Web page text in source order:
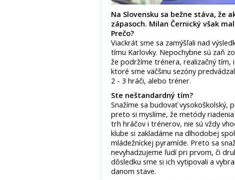
Na Slovensku sa bežne stáva, že
zápasoch. Milan Černický však
Prečo?
Viackrát sme sa zamýšľali nad
tímu Karlovky. Nepochybne sú zaň
že podržíme trénera, realizačný tím,
ktoré sme väčšinu sezóny
2 - 3 hráči, alebo tréner.
Ste neštandardný tím?
Snažíme sa budovať vysokoškolský,
preto si myslíme, že metódy
trh hráčov i trénerov, nie sú vždy
klube si zakladáme na dlhodobej
mládežníckej pyramíde. Preto sa
nevyhadzujeme ľudí pri prvom, či
dôsledku sme si ich vytipovali a
danom stave.